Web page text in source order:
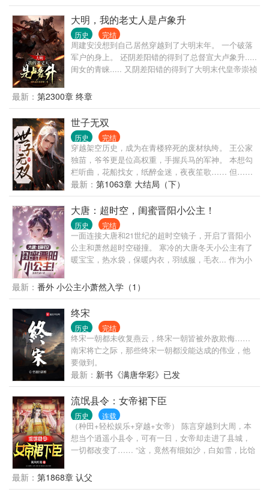
大明，我的老丈人是卢象升
历史 完结
周建安没想到自己居然穿越到了大明末年。 一个破落
军户的身上。 还阴差阳错的得到了总督宣大卢象升.....
闺女的青睐..... 又阴差阳错的得到了大明末代皇帝崇祯
展。 建虏：什么，周建安他又出关打草谷了？ 草原诸
部：求求你了周爷，牛羊真的没有了啊！ 李自成：
我...................既生瑜何生亮！噗............
最新： 第2300章 终章
世子无双
历史 完结
穿越架空历史，成为在青楼猝死的废材纨绔。 王公家
独苗，爷爷更是位高权重，手握兵马的军神。 本想勾
栏听曲，花船找女，纸醉金迷，夜夜笙歌…… 但……
番邦蛮夷想他死。 世家门阀想他死。 就连皇帝也做局
想弄死他。 卫渊很慌，但却不完全慌。 以纨绔人设，
一路横冲直撞，从京师到江南，从庙宇到朝堂，从边
关到草原，留下赫赫威名。 当所有人反应过来时，发
现他追随者名将如云，手握百万雄师，拥兵自重。
最新： 第1063章 大结局（下）
大唐：超时空，闺蜜晋阳小公主！
历史 完结
一面连接大唐和21世纪的超时空镜子，开启了晋阳小
公主和萧然超时空碰撞。 寒冷的大唐冬天小公主有了
暖宝宝，热水袋，保暖内衣，羽绒服，毛衣... 作为小
的。 土豆，玉米，红薯，这些不属于大唐的东西出现
在大唐。 小公主：小囔君，窝要七又又！ 小公主：窝
哒，这些都系窝哒！小囔君也系窝哒！ 李丽质：叫姐
夫！ 小公主：姐夫也系窝哒！ 李丽质：你知不知道为
什么叫姐夫？
最新： 番外 小公主小萧然入学（1）
终宋
历史 完结
终宋一朝都未收复燕云，终宋一朝皆被外敌欺侮……
南宋将亡之际，那些终宋一朝都没能达成的伟业，他
要做到。
最新： 新书《满唐华彩》已发
流氓县令：女帝裙下臣
历史 连载
（种田+轻松娱乐+穿越+女帝） 陈言穿越到大周，本
想当个逍遥小县令，可有一日，女帝却走进了县城，
一切都改变了…… “这，竟然有细如沙，白如雪，比饴
啥？电梯？” 从那天开始，陈言的梦碎了，不过想想，
做一个拿下女帝的男人，似乎也不错？
最新： 第1868章 认父